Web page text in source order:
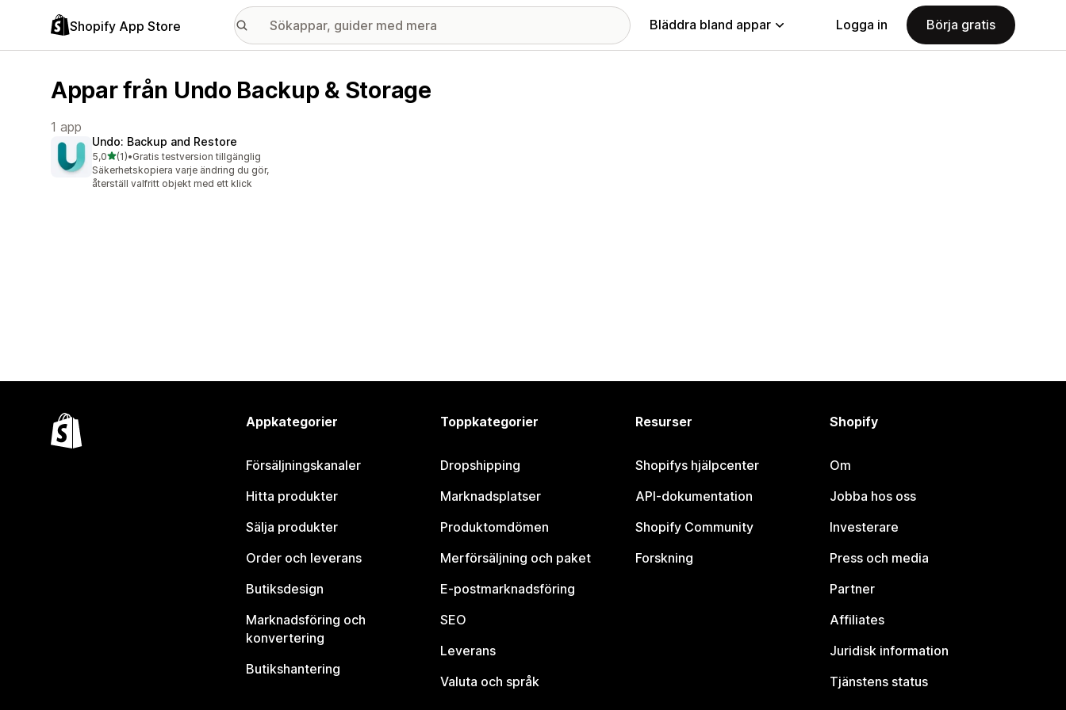
Shopify App Store Bläddra bland appar Logga in Börja gratis
Appar från Undo Backup & Storage
1 app
Undo: Backup and Restore
5,0av 5 stjärnor
(1)
1 recensioner totalt
•Gratis testversion tillgänglig
Säkerhetskopiera varje ändring du gör,
återställ valfritt objekt med ett klick
Appkategorier
Försäljningskanaler
Hitta produkter
Sälja produkter
Order och leverans
Butiksdesign
Marknadsföring och
konvertering
Butikshantering
Toppkategorier
Dropshipping
Marknadsplatser
Produktomdömen
Merförsäljning och paket
E-postmarknadsföring
SEO
Leverans
Valuta och språk
Resurser
Shopifys hjälpcenter
API-dokumentation
Shopify Community
Forskning
Shopify
Om
Jobba hos oss
Investerare
Press och media
Partner
Affiliates
Juridisk information
Tjänstens status